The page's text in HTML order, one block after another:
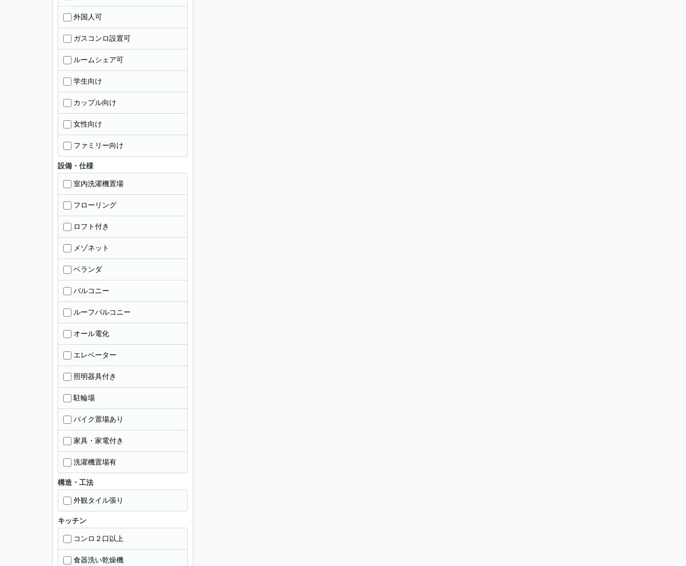
外国人可
ガスコンロ設置可
ルームシェア可
学生向け
カップル向け
女性向け
ファミリー向け
設備・仕様
室内洗濯機置場
フローリング
ロフト付き
メゾネット
ベランダ
バルコニー
ルーフバルコニー
オール電化
エレベーター
照明器具付き
駐輪場
バイク置場あり
家具・家電付き
洗濯機置場有
構造・工法
外観タイル張り
キッチン
コンロ２口以上
食器洗い乾燥機